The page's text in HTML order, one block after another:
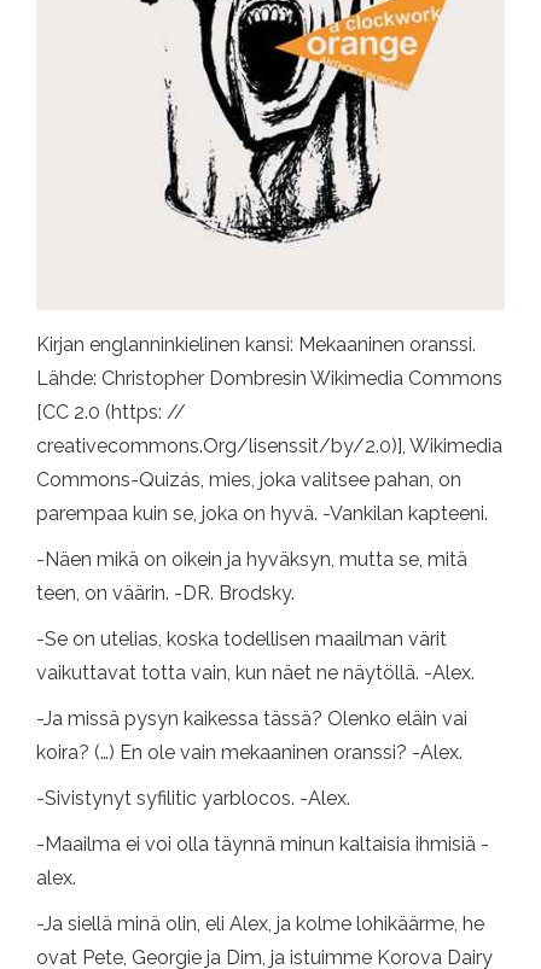
Kirjan englanninkielinen kansi: Mekaaninen oranssi.
Lähde: Christopher Dombresin Wikimedia Commons
[CC 2.0 (https: //
creativecommons.Org/lisenssit/by/2.0)], Wikimedia
Commons-Quizás, mies, joka valitsee pahan, on
parempaa kuin se, joka on hyvä. -Vankilan kapteeni.
-Näen mikä on oikein ja hyväksyn, mutta se, mitä
teen, on väärin. -DR. Brodsky.
-Se on utelias, koska todellisen maailman värit
vaikuttavat totta vain, kun näet ne näytöllä. -Alex.
-Ja missä pysyn kaikessa tässä? Olenko eläin vai
koira? (…) En ole vain mekaaninen oranssi? -Alex.
-Sivistynyt syfilitic yarblocos. -Alex.
-Maailma ei voi olla täynnä minun kaltaisia ​​ihmisiä -
alex.
-Ja siellä minä olin, eli Alex, ja kolme lohikäärme, he
ovat Pete, Georgie ja Dim, ja istuimme Korova Dairy